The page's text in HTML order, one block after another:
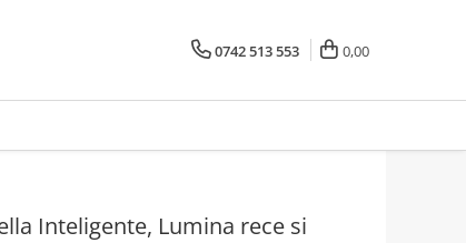
0742 513 553 0,00
Inteligente, Lumina rece si